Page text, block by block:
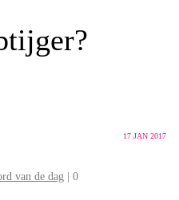
17 JAN 2017
van de dag 0